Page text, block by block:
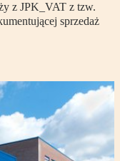
z JPK_VAT z tzw.
sprzedaż